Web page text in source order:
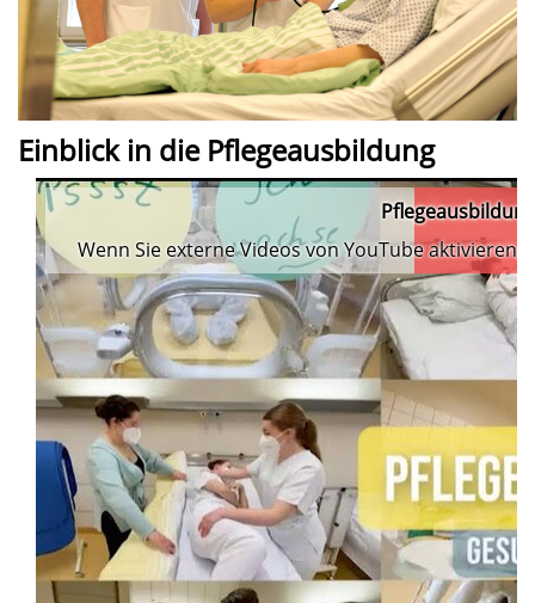
Einblick in die Pflegeausbildung
Wenn Sie externe Videos von YouTube